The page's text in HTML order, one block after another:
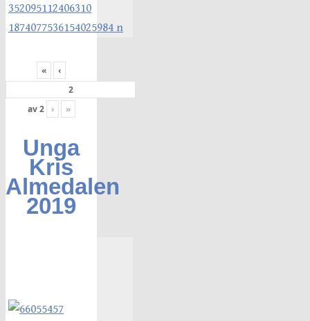
« ‹
av2 › »
Unga
Kris
Almedalen
2019